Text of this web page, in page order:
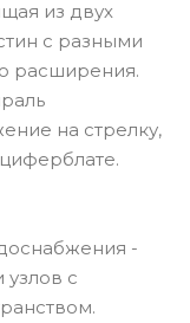
из двух
с разными
расширения.
на стрелку,
-
с